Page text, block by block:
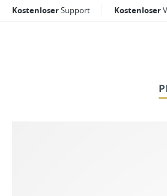
KostenloserSupport Kostenloser